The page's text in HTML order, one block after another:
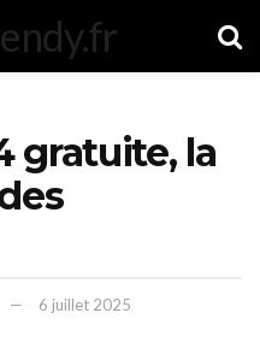
gratuite, la
6 juillet 2025